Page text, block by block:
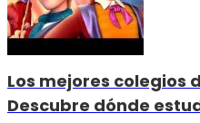
Los mejores colegios
Descubre dónde